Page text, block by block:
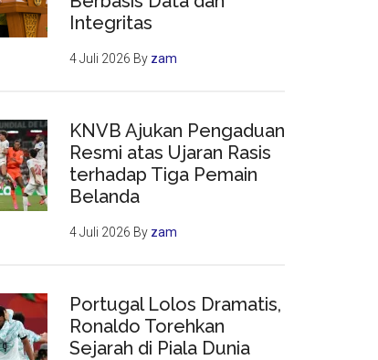
Integritas
4 Juli 2026 By zam
KNVB Ajukan Pengaduan
Resmi atas Ujaran Rasis
terhadap Tiga Pemain
Belanda
4 Juli 2026 By zam
Portugal Lolos Dramatis,
Ronaldo Torehkan
Sejarah di Piala Dunia